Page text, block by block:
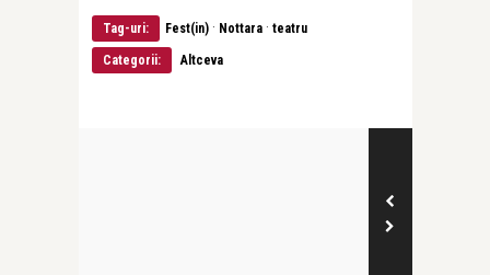
Tag-uri: Fest(in) · Nottara · teatru
Categorii: Altceva